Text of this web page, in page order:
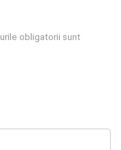
obligatorii sunt